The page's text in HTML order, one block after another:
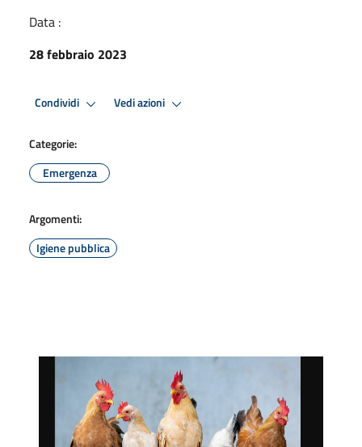
Data :
28 febbraio 2023
Condividi Vedi azioni
Categorie:
Emergenza
Argomenti:
Igiene pubblica